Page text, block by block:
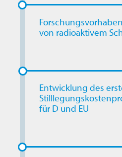
von radioaktivem
Entwicklung des
für D und EU